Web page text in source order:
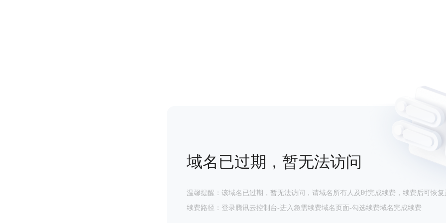
域名已过期，暂无法访问
温馨提醒：该域名已过期，暂无法访问，请域名所有人及时完成续费，续费后可恢复
续费路径：登录腾讯云控制台-进入急需续费域名页面-勾选续费域名完成续费